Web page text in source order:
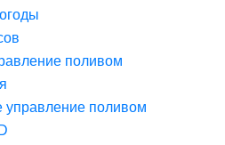
поливом
управление поливом